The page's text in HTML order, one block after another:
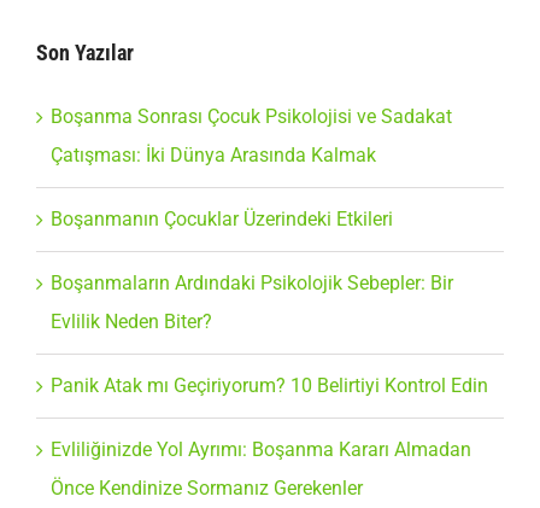
Son Yazılar
Boşanma Sonrası Çocuk Psikolojisi ve Sadakat
Çatışması: İki Dünya Arasında Kalmak
Boşanmanın Çocuklar Üzerindeki Etkileri
Boşanmaların Ardındaki Psikolojik Sebepler: Bir
Evlilik Neden Biter?
Panik Atak mı Geçiriyorum? 10 Belirtiyi Kontrol Edin
Evliliğinizde Yol Ayrımı: Boşanma Kararı Almadan
Önce Kendinize Sormanız Gerekenler